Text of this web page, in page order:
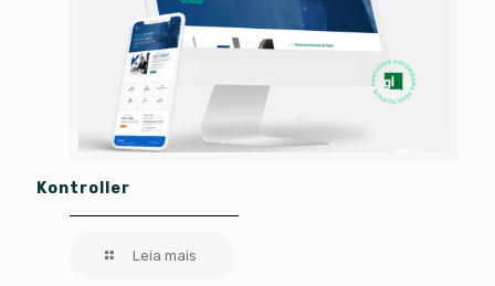
Kontroller
Leia mais